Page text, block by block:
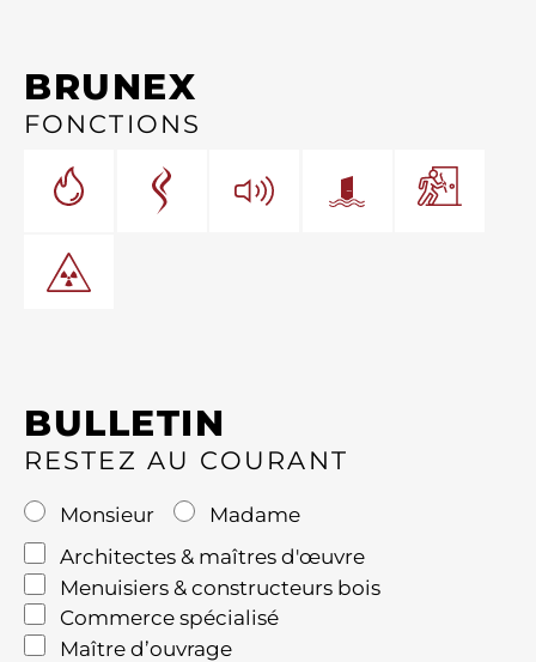
BRUNEX
FONCTIONS
BULLETIN
RESTEZ AU COURANT
Monsieur
Madame
Architectes & maîtres d'œuvre
Menuisiers & constructeurs bois
Commerce spécialisé
Maître d’ouvrage